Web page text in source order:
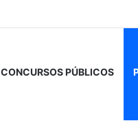
CONCURSOS PÚBLICOS